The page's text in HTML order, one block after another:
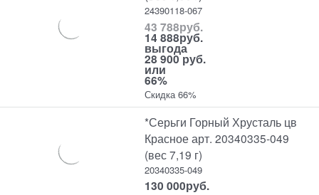
24390118-067
43 788руб.
14 888руб.
выгода
28 900 руб.
или
66%
Скидка 66%
*Серьги Горный Хрусталь цв
Красное арт. 20340335-049
(вес 7,19 г)
20340335-049
130 000руб.